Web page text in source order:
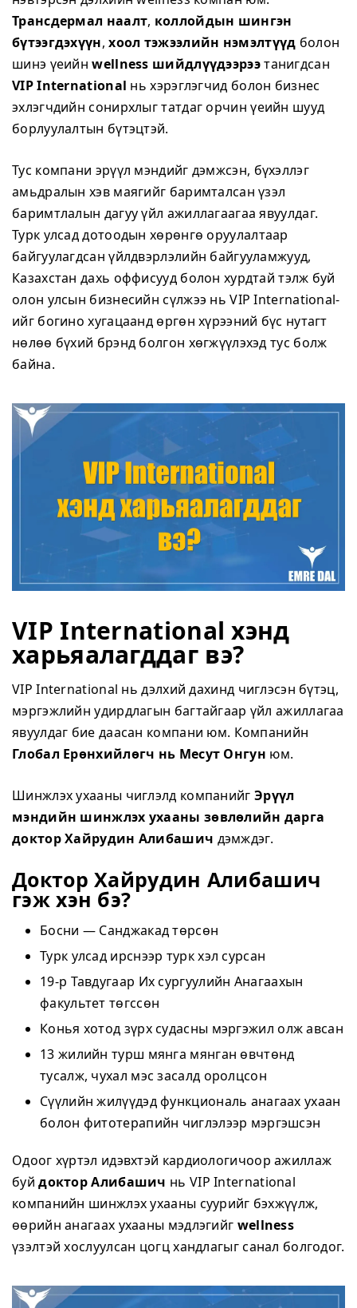
Трансдермал наалт, коллойдын шингэн
бүтээгдэхүүн,хоол тэжээлийн нэмэлтүүд болон
шинэ үеийнwellness шийдлүүдээрээтанигдсан
VIP International нь хэрэглэгчид болон бизнес
эхлэгчдийн сонирхлыг татдаг орчин үеийн шууд
борлуулалтын бүтэцтэй.
Тус компани эрүүл мэндийг дэмжсэн, бүхэллэг
амьдралын хэв маягийг баримталсан үзэл
баримтлалын дагуу үйл ажиллагаагаа явуулдаг.
Турк улсад дотоодын хөрөнгө оруулалтаар
байгуулагдсан үйлдвэрлэлийн байгууламжууд,
Казахстан дахь оффисууд болон хурдтай тэлж буй
олон улсын бизнесийн сүлжээ нь VIP International-
ийг богино хугацаанд өргөн хүрээний бүс нутагт
нөлөө бүхий брэнд болгон хөгжүүлэхэд тус болж
байна.
VIP International хэнд
харьяалагддаг вэ?
VIP International нь дэлхий дахинд чиглэсэн бүтэц,
мэргэжлийн удирдлагын багтайгаар үйл ажиллагаа
явуулдаг бие даасан компани юм. Компанийн
Глобал Ерөнхийлөгч нь Месут Онгун юм.
Шинжлэх ухааны чиглэлд компанийг Эрүүл
мэндийн шинжлэх ухааны зөвлөлийн дарга
доктор Хайрудин Алибашич дэмждэг.
Доктор Хайрудин Алибашич
гэж хэн бэ?
Босни — Санджакад төрсөн
Турк улсад ирснээр турк хэл сурсан
19-р Тавдугаар Их сургуулийн Анагаахын
факультет төгссөн
Конья хотод зүрх судасны мэргэжил олж авсан
13 жилийн турш мянга мянган өвчтөнд
тусалж, чухал мэс засалд оролцсон
Сүүлийн жилүүдэд функциональ анагаах ухаан
болон фитотерапийн чиглэлээр мэргэшсэн
Одоог хүртэл идэвхтэй кардиологичоор ажиллаж
буйдоктор Алибашич нь VIP International
компанийн шинжлэх ухааны суурийг бэхжүүлж,
өөрийн анагаах ухааны мэдлэгийг wellness
үзэлтэй хослуулсан цогц хандлагыг санал болгодог.